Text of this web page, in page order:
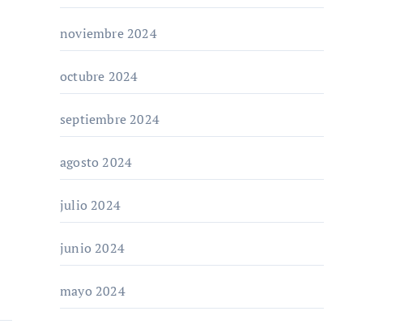
noviembre 2024
octubre 2024
septiembre 2024
agosto 2024
julio 2024
junio 2024
mayo 2024